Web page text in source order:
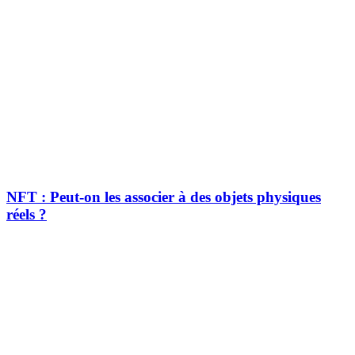
NFT : Peut-on les associer à des objets physiques
réels ?